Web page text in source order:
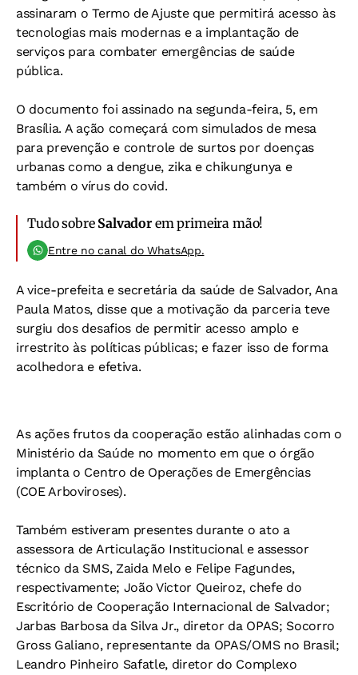
assinaram o Termo de Ajuste que permitirá acesso às
tecnologias mais modernas e a implantação de
serviços para combater emergências de saúde
pública.
O documento foi assinado na segunda-feira, 5, em
Brasília. A ação começará com simulados de mesa
para prevenção e controle de surtos por doenças
urbanas como a dengue, zika e chikungunya e
também o vírus do covid.
Tudo sobre Salvadorem primeira mão!
Entre no canal do WhatsApp.
A vice-prefeita e secretária da saúde de Salvador, Ana
Paula Matos, disse que a motivação da parceria teve
surgiu dos desafios de permitir acesso amplo e
irrestrito às políticas públicas; e fazer isso de forma
acolhedora e efetiva.
As ações frutos da cooperação estão alinhadas com o
Ministério da Saúde no momento em que o órgão
implanta o Centro de Operações de Emergências
(COE Arboviroses).
Também estiveram presentes durante o ato a
assessora de Articulação Institucional e assessor
técnico da SMS, Zaida Melo e Felipe Fagundes,
respectivamente; João Victor Queiroz, chefe do
Escritório de Cooperação Internacional de Salvador;
Jarbas Barbosa da Silva Jr., diretor da OPAS; Socorro
Gross Galiano, representante da OPAS/OMS no Brasil;
Leandro Pinheiro Safatle, diretor do Complexo